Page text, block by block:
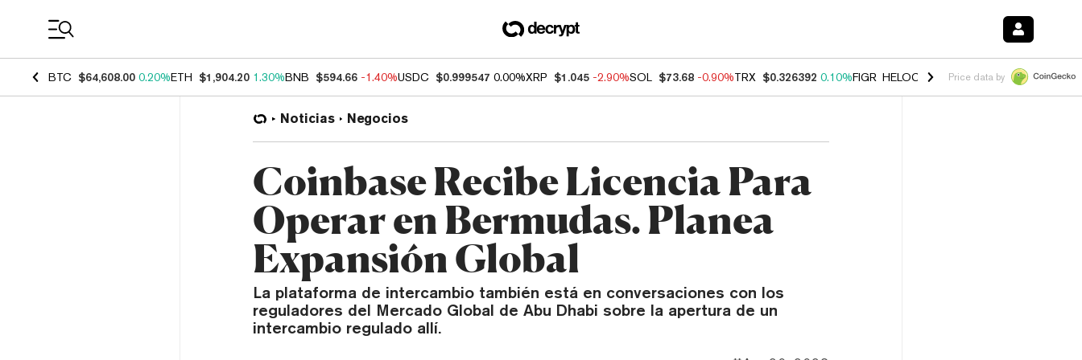
BTC $64,608.00 0.20%ETH $1,904.20 1.30%BNB $594.66 -1.40%USDC $0.999547 0.00%XRP $1.045 -2.90%SOL $73.68 -0.90%TRX $0.326392 0.10%FIGR_HELOC $1.033 3.00%HYPE $56.35 -
Price data by
Noticias Negocios
Coinbase Recibe Licencia Para
Operar en Bermudas. Planea
Expansión Global
La plataforma de intercambio también está en conversaciones con los
reguladores del Mercado Global de Abu Dhabi sobre la apertura de un
intercambio regulado allí.